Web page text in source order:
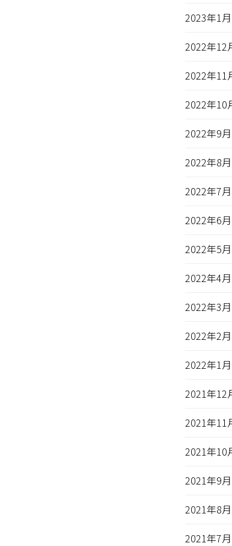
2023年1
2022年12
2022年11
2022年10
2022年9
2022年8
2022年7
2022年6
2022年5
2022年4
2022年3
2022年2
2022年1
2021年12
2021年11
2021年10
2021年9
2021年8
2021年7